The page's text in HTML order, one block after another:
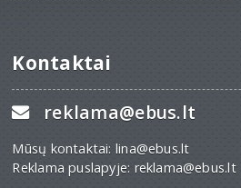
Kontaktai
reklama@ebus.lt
Mūsų kontaktai: lina@ebus.lt
Reklama puslapyje: reklama@ebus.lt